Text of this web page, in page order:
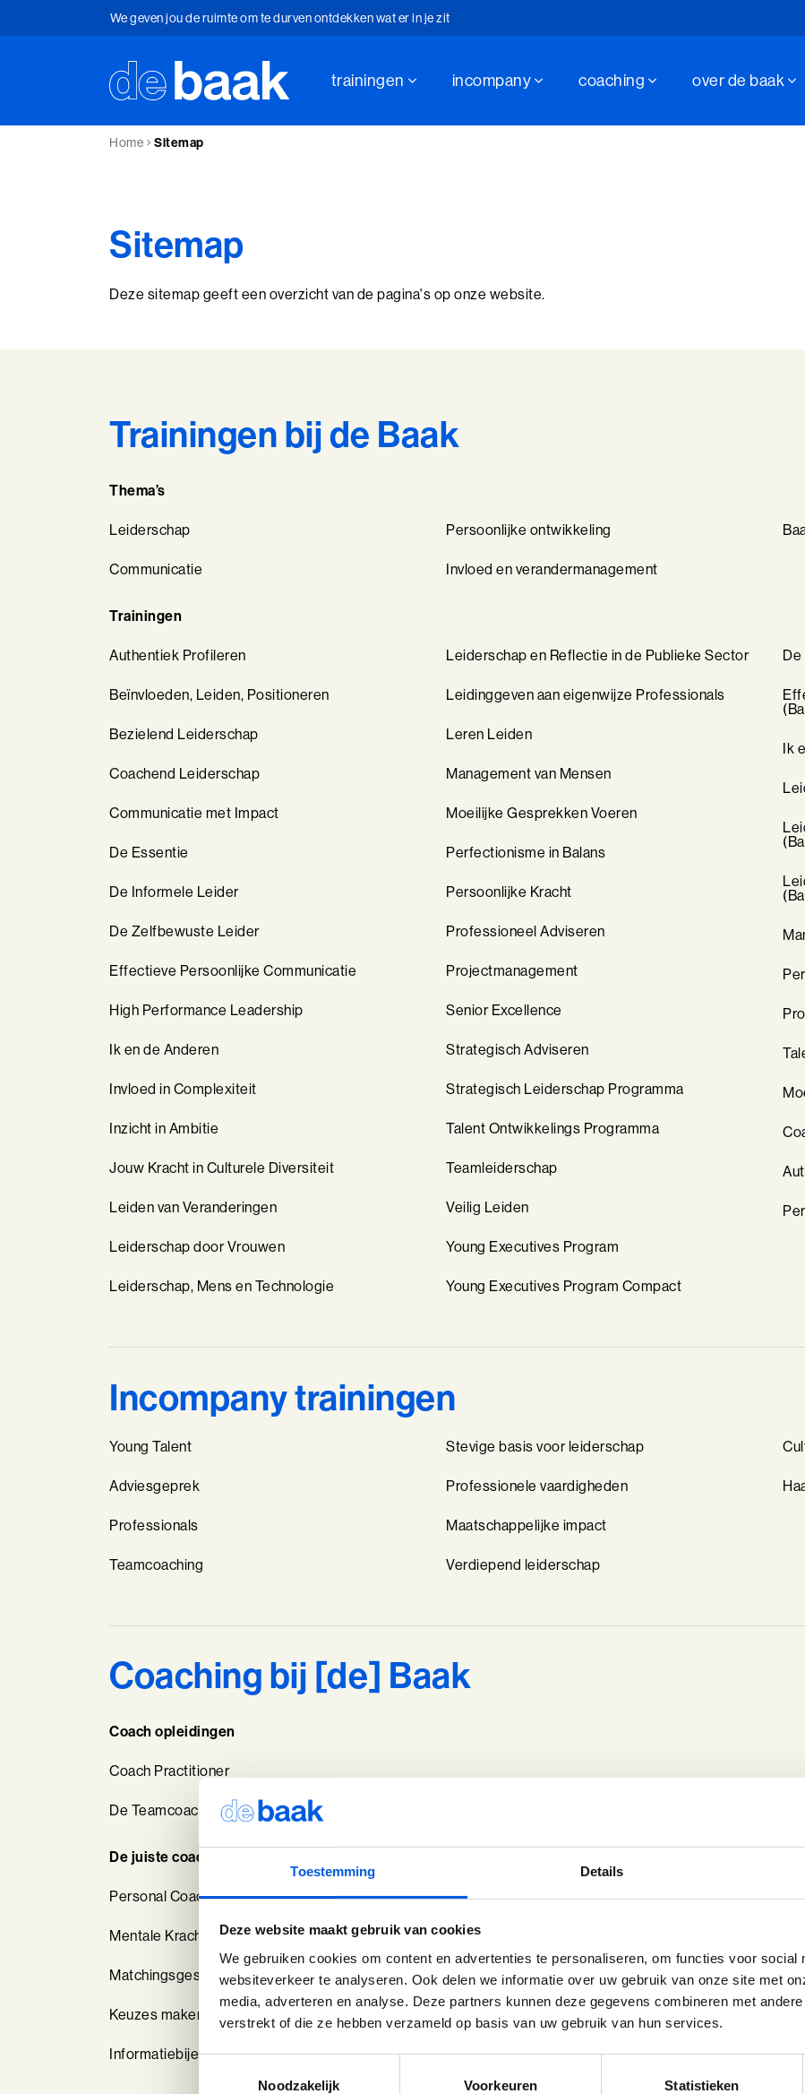
Toestemming Details
Deze website maakt gebruik van cookies
We gebruiken cookies om content en advertenties te personaliseren, om functies voor social
websiteverkeer te analyseren. Ook delen we informatie over uw gebruik van onze site met
media, adverteren en analyse. Deze partners kunnen deze gegevens combineren met
verstrekt of die ze hebben verzameld op basis van uw gebruik van hun services.
Noodzakelijk
Voorkeuren Statistieken
We geven jou de ruimte om te durven ontdekken wat er in je zit
Je brengt iets in beweging als je stilstaat
Het trainingsinstituut voor ontwikkeling en leiderschap sinds 1947
We geven jou de ruimte om te durven ontdekken wat er in je zit
trainingen incompany coaching over de baak
Home Sitemap
Sitemap
Deze sitemap geeft een overzicht van de pagina's op onze website.
Trainingen bij de Baak
Thema’s
Leiderschap
Communicatie
Persoonlijke ontwikkeling
Invloed en verandermanagement
Trainingen
Authentiek Profileren
Beïnvloeden, Leiden, Positioneren
Bezielend Leiderschap
Coachend Leiderschap
Communicatie met Impact
De Essentie
De Informele Leider
De Zelfbewuste Leider
Effectieve Persoonlijke Communicatie
High Performance Leadership
Ik en de Anderen
Invloed in Complexiteit
Inzicht in Ambitie
Jouw Kracht in Culturele Diversiteit
Leiden van Veranderingen
Leiderschap door Vrouwen
Leiderschap, Mens en Technologie
Leiderschap en Reflectie in de Publieke Sector
Leidinggeven aan eigenwijze Professionals
Leren Leiden
Management van Mensen
Moeilijke Gesprekken Voeren
Perfectionisme in Balans
Persoonlijke Kracht
Professioneel Adviseren
Projectmanagement
Senior Excellence
Strategisch Adviseren
Strategisch Leiderschap Programma
Talent Ontwikkelings Programma
Teamleiderschap
Veilig Leiden
Young Executives Program
Young Executives Program Compact
Ik
Incompany trainingen
Young Talent
Adviesgeprek
Professionals
Teamcoaching
Stevige basis voor leiderschap
Professionele vaardigheden
Maatschappelijke impact
Verdiepend leiderschap
Coaching bij [de] Baak
Coach opleidingen
Coach Practitioner
De Teamcoach
De juiste coach voor jouw persoonlijke en professionele groei
Personal Coaching
Mentale Kracht
Matchingsgesprek
Keuzes maken: Reflact-now
Reflact-now & Prevent Burn-out
Loopbaancoaching
Loopbaan Pitstop Gesprek
Inzicht & Uitzicht
Informatiebijeenkomst coach opleidingen